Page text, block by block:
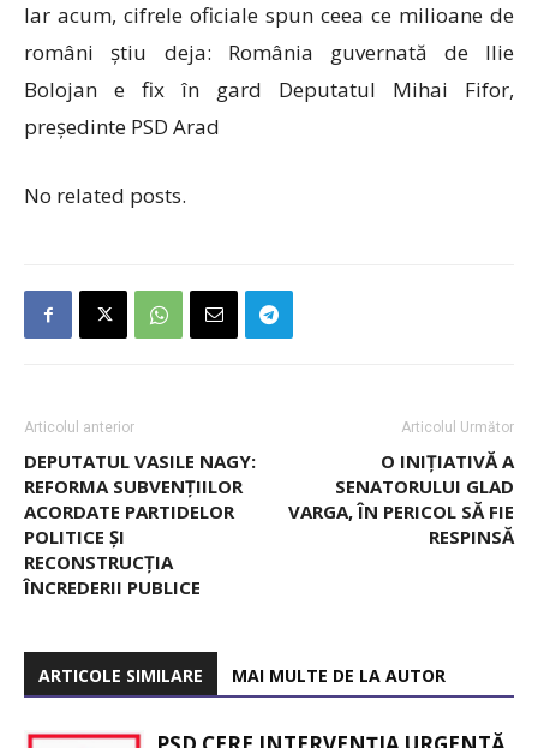
Iar acum, cifrele oficiale spun ceea ce milioane de
români știu deja: România guvernată de Ilie
Bolojan e fix în gard Deputatul Mihai Fifor,
președinte PSD Arad
No related posts.
Articolul anterior
DEPUTATUL VASILE NAGY:
REFORMA SUBVENȚIILOR
ACORDATE PARTIDELOR
POLITICE ȘI
RECONSTRUCȚIA
ÎNCREDERII PUBLICE
Articolul Următor
O INIȚIATIVĂ A
SENATORULUI GLAD
VARGA, ÎN PERICOL SĂ FIE
RESPINSĂ
ARTICOLE SIMILARE MAI MULTE DE LA AUTOR